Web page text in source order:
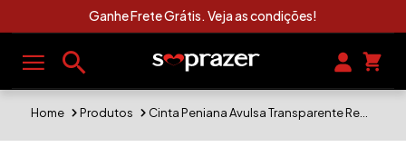
Ganhe Frete Grátis. Veja as condições!
Home Produtos